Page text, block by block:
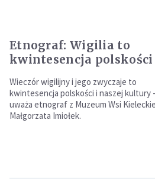
Etnograf: Wigilia to
kwintesencja polskości
Wieczór wigilijny i jego zwyczaje to
kwintesencja polskości i naszej kultury -
uważa etnograf z Muzeum Wsi
Małgorzata Imiołek.